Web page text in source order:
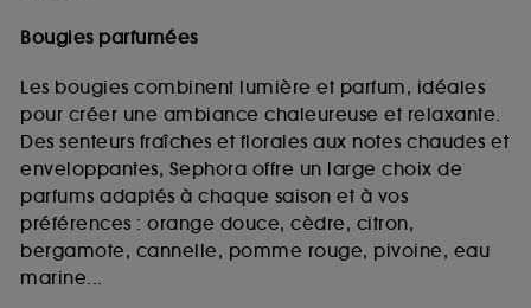
Bougies parfumées
Les bougies combinent lumière et parfum, idéales
pour créer une ambiance chaleureuse et relaxante.
Des senteurs fraîches et florales aux notes chaudes et
enveloppantes, Sephora offre un large choix de
parfums adaptés à chaque saison et à vos
préférences : orange douce, cèdre, citron,
bergamote, cannelle, pomme rouge, pivoine, eau
marine...